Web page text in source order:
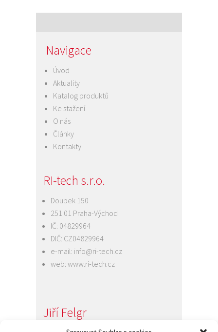
Navigace
Úvod
Aktuality
Katalog produktů
Ke stažení
O nás
Články
Kontakty
RI-tech s.r.o.
Doubek 150
251 01 Praha-Východ
IČ: 04829964
DIČ: CZ04829964
e-mail: info@ri-tech.cz
web: www.ri-tech.cz
Jiří Felgr